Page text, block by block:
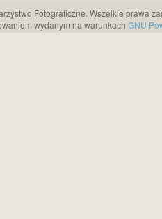
Fotograficzne. Wszelkie prawa
wydanym na warunkach GNU